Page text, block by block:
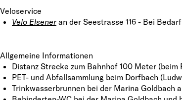
Veloservice
Velo Elsener an der Seestrasse 116 - Bei
Allgemeine Informationen
Distanz Strecke zum Bahnhof 100 Meter (beim
PET- und Abfallsammlung beim Dorfbach
Trinkwasserbrunnen bei der Marina Goldbach